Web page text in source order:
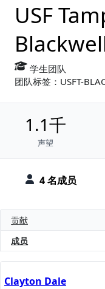
4 名成员
USF
学生团队
团队标签：USFT-
1.1千
声望
贡献
成员
Clayton Dale